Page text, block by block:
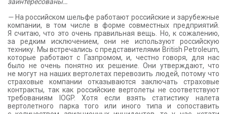
— На российском шельфе работают российские и зарубежные
компании, в том числе в форме совместных предприятий.
Я считаю, что это очень правильная вещь. Но, к сожалению,
за редким исключением, они не используют российскую
технику. Мы встречались с представителями British Petroleum,
которые работают с Газпромом, и, честно говоря, для нас
было не очень понятно их решение. Они утверждают, что
не могут на наших вертолетах перевозить людей, потому что
страховые компании отказываются заключать страховые
контракты, так как российские вертолеты не соответствуют
требованиям IOGP. Хотя если взять статистику налета
вертолетного парка того или иного типа и сопоставить